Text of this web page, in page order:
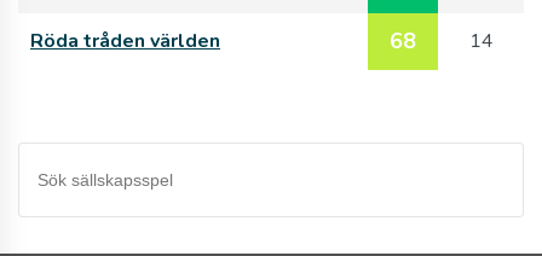
Röda tråden världen 68 14